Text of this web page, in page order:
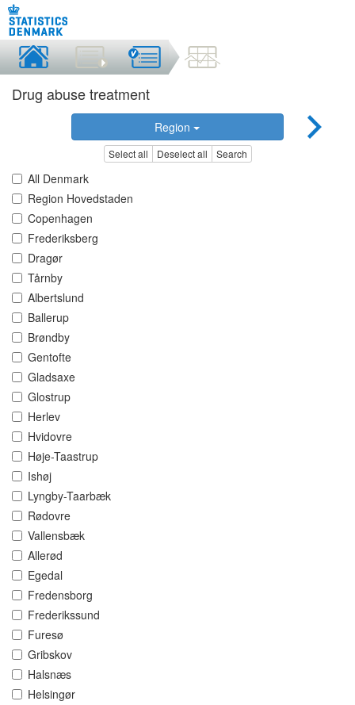
Drug abuse treatment
Region
Select all Deselect all Search
All Denmark
Region Hovedstaden
Copenhagen
Frederiksberg
Dragør
Tårnby
Albertslund
Ballerup
Brøndby
Gentofte
Gladsaxe
Glostrup
Herlev
Hvidovre
Høje-Taastrup
Ishøj
Lyngby-Taarbæk
Rødovre
Vallensbæk
Allerød
Egedal
Fredensborg
Frederikssund
Furesø
Gribskov
Halsnæs
Helsingør